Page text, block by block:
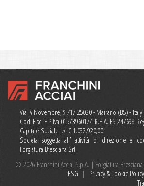
Via IV Novembre, 9 /17 25030 - Mairano (BS) - Italy
Cod. Fisc. E P.Iva 01573960174 R.E.A. BS 247698
Capitale Sociale i.v. € 1.032.920,00
Società soggetta all’ attività di direzione e
Forgiatura Bresciana Srl
© 2026 Franchini Acciai S.p.A. | Forgiatura
ESG | Privacy & Cookie Policy